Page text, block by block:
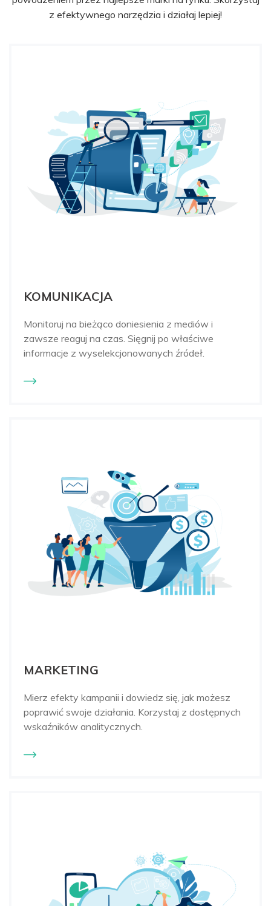
z efektywnego narzędzia i działaj lepiej!
KOMUNIKACJA
Monitoruj na bieżąco doniesienia z mediów i
zawsze reaguj na czas. Sięgnij po właściwe
informacje z wyselekcjonowanych źródeł.
MARKETING
Mierz efekty kampanii i dowiedz się, jak możesz
poprawić swoje działania. Korzystaj z dostępnych
wskaźników analitycznych.